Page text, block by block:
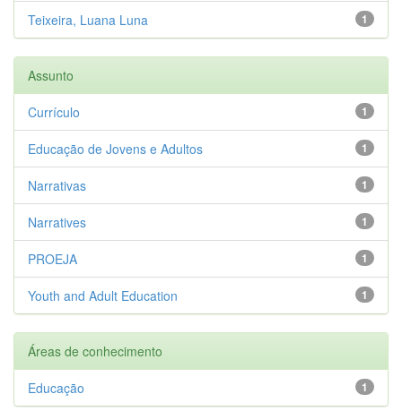
1
Teixeira, Luana Luna
Assunto
1
Currículo
1
Educação de Jovens e Adultos
1
Narrativas
1
Narratives
1
PROEJA
1
Youth and Adult Education
Áreas de conhecimento
1
Educação